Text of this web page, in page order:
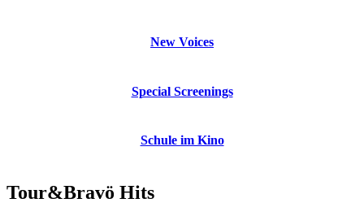
New Voices
Special Screenings
Schule im Kino
Tour&Bravö Hits